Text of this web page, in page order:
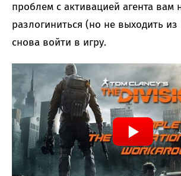
проблем с активацией агента вам
разлогиниться (но не выходить
снова войти в игру.